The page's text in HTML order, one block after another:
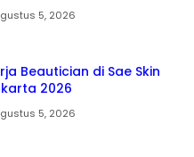
5, 2026
Beautician di Sae Skin
2026
5, 2026